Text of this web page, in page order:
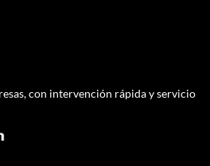
con intervención rápida y servicio